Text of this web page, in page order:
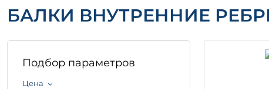
БАЛКИ ВНУТРЕННИЕ
Подбор параметров
Цена